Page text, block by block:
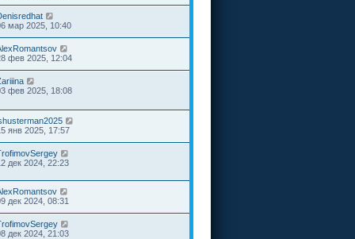
мар 2025, 10:40
фев 2025, 12:04
фев 2025, 18:08
янв 2025, 17:57
дек 2024, 22:23
дек 2024, 08:31
дек 2024, 21:03